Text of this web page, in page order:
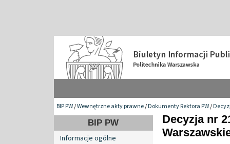
BIP PW/Wewnętrzne akty prawne/Dokumenty Rektora PW/
BIP PW
Informacje ogólne
Decyzja nr